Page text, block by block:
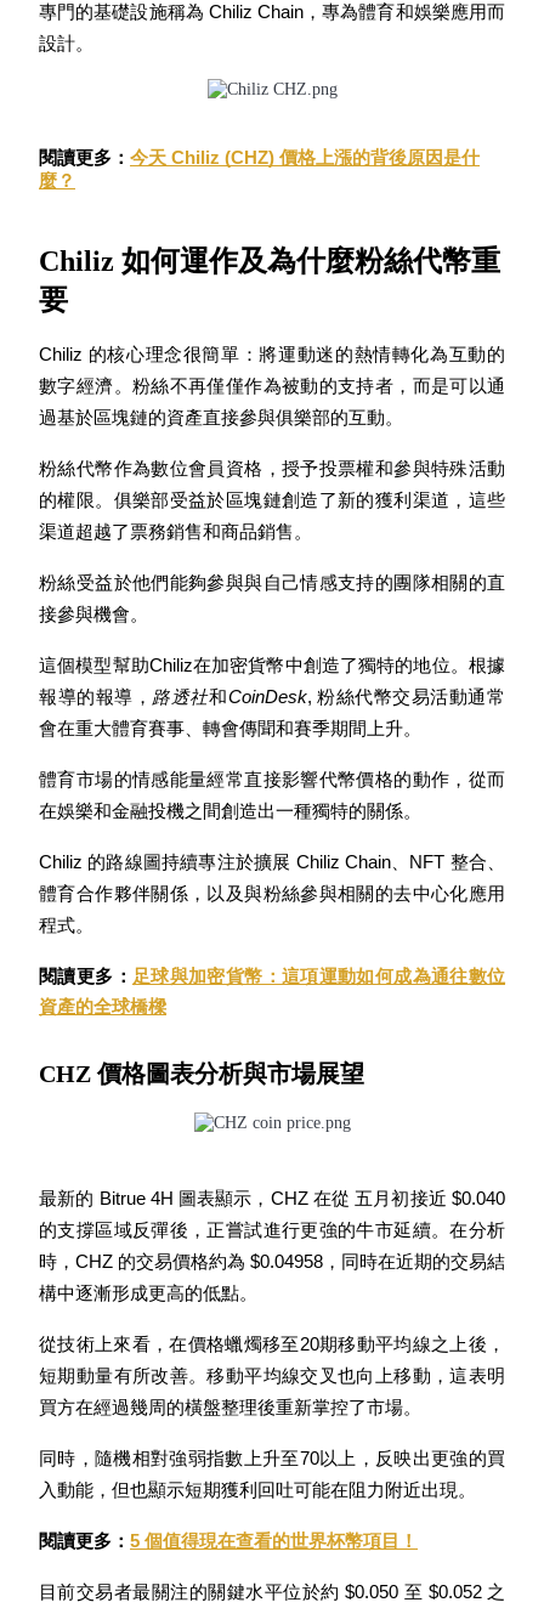
合約功能使用指南
交易策略
增值寶
機槍池
Launchpool
活期質押獲得熱門資產
專門的基礎設施稱為 Chiliz Chain，專為體育和娛樂應用而
設計。
閱讀更多： 今天 Chiliz (CHZ) 價格上漲的背後原因是什
麼？
Chiliz 如何運作及為什麼粉絲代幣重
要
Chiliz 的核心理念很簡單：將運動迷的熱情轉化為互動的
數字經濟。粉絲不再僅僅作為被動的支持者，而是可以通
過基於區塊鏈的資產直接參與俱樂部的互動。
粉絲代幣作為數位會員資格，授予投票權和參與特殊活動
的權限。俱樂部受益於區塊鏈創造了新的獲利渠道，這些
渠道超越了票務銷售和商品銷售。
粉絲受益於他們能夠參與與自己情感支持的團隊相關的直
接參與機會。
這個模型幫助Chiliz在加密貨幣中創造了獨特的地位。根據
報導的報導， 路透社和CoinDesk, 粉絲代幣交易活動通常
會在重大體育賽事、轉會傳聞和賽季期間上升。
體育市場的情感能量經常直接影響代幣價格的動作，從而
在娛樂和金融投機之間創造出一種獨特的關係。
Chiliz 的路線圖持續專注於擴展 Chiliz Chain、NFT 整合、
體育合作夥伴關係，以及與粉絲參與相關的去中心化應用
程式。
閱讀更多： 足球與加密貨幣：這項運動如何成為通往數位
資產的全球橋樑
CHZ 價格圖表分析與市場展望
最新的 Bitrue 4H 圖表顯示，CHZ 在從 五月初接近 $0.040
的支撐區域反彈後，正嘗試進行更強的牛市延續。在分析
時，CHZ 的交易價格約為 $0.04958，同時在近期的交易結
構中逐漸形成更高的低點。
從技術上來看，在價格蠟燭移至20期移動平均線之上後，
短期動量有所改善。移動平均線交叉也向上移動，這表明
買方在經過幾周的橫盤整理後重新掌控了市場。
同時，隨機相對強弱指數上升至70以上，反映出更強的買
入動能，但也顯示短期獲利回吐可能在阻力附近出現。
閱讀更多： 5 個值得現在查看的世界杯幣項目！
目前交易者最關注的關鍵水平位於約 $0.050 至 $0.052 之